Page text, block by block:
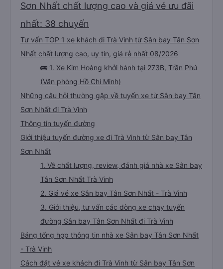
Sơn Nhất chất lượng cao và giá vé ưu đãi
nhất: 38 chuyến
Tư vấn TOP 1 xe khách đi Trà Vinh từ Sân bay Tân Sơn
Nhất chất lượng cao, uy tín, giá rẻ nhất 08/2026
🚌 1. Xe Kim Hoàng khởi hành tại 273B, Trần Phú
(Văn phòng Hồ Chí Minh)
Những câu hỏi thường gặp về tuyến xe từ Sân bay Tân
Sơn Nhất đi Trà Vinh
Thông tin tuyến đường
Giới thiệu tuyến đường xe đi Trà Vinh từ Sân bay Tân
Sơn Nhất
1. Về chất lượng, review, đánh giá nhà xe Sân bay
Tân Sơn Nhất Trà Vinh
2. Giá vé xe Sân bay Tân Sơn Nhất - Trà Vinh
3. Giới thiệu, tư vấn các dòng xe chạy tuyến
đường Sân bay Tân Sơn Nhất đi Trà Vinh
Bảng tổng hợp thông tin nhà xe Sân bay Tân Sơn Nhất
- Trà Vinh
Cách đặt vé xe khách đi Trà Vinh từ Sân bay Tân Sơn